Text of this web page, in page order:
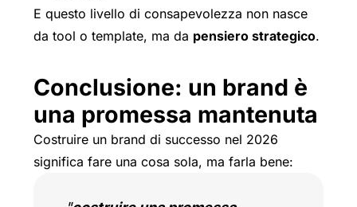
E questo livello di consapevolezza non nasce
da tool o template, ma da pensiero strategico.
Conclusione: un brand è
una promessa mantenuta
Costruire un brand di successo nel 2026
significa fare una cosa sola, ma farla bene: